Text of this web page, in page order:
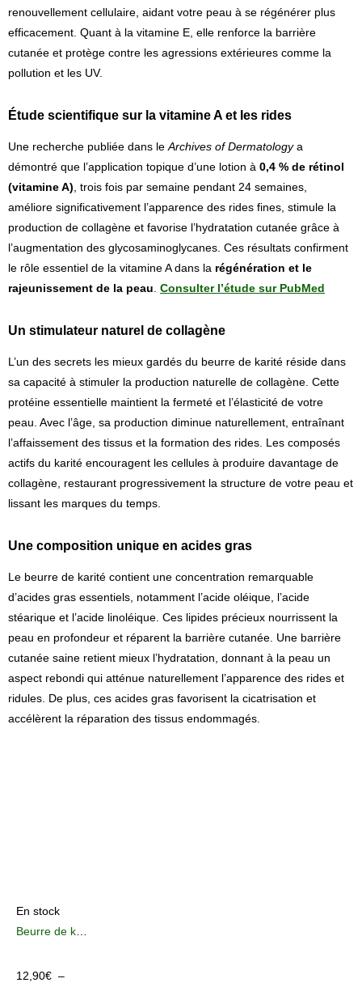
renouvellement cellulaire, aidant votre peau à se régénérer plus
efficacement. Quant à la vitamine E, elle renforce la barrière
cutanée et protège contre les agressions extérieures comme la
pollution et les UV.
Étude scientifique sur la vitamine A et les rides
Une recherche publiée dans le Archives of Dermatologya
démontré que l’application topique d’une lotion à 0,4 % de rétinol
(vitamine A) , trois fois par semaine pendant 24 semaines,
améliore significativement l’apparence des rides fines, stimule la
production de collagène et favorise l’hydratation cutanée grâce à
l’augmentation des glycosaminoglycanes. Ces résultats confirment
le rôle essentiel de la vitamine A dans la régénération et le
rajeunissement de la peau Consulter l’étude sur PubMed
Un stimulateur naturel de collagène
L’un des secrets les mieux gardés du beurre de karité réside dans
sa capacité à stimuler la production naturelle de collagène. Cette
protéine essentielle maintient la fermeté et l’élasticité de votre
peau. Avec l’âge, sa production diminue naturellement, entraînant
l’affaissement des tissus et la formation des rides. Les composés
actifs du karité encouragent les cellules à produire davantage de
collagène, restaurant progressivement la structure de votre peau et
lissant les marques du temps.
Une composition unique en acides gras
Le beurre de karité contient une concentration remarquable
d’acides gras essentiels, notamment l’acide oléique, l’acide
stéarique et l’acide linoléique. Ces lipides précieux nourrissent la
peau en profondeur et réparent la barrière cutanée. Une barrière
cutanée saine retient mieux l’hydratation, donnant à la peau un
aspect rebondi qui atténue naturellement l’apparence des rides et
ridules. De plus, ces acides gras favorisent la cicatrisation et
accélèrent la réparation des tissus endommagés.
En stock
12,90€ –